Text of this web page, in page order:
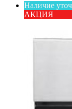
Наличие
АКЦИЯ